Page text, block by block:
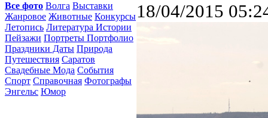
Все фото Волга Выставки
Жанровое Животные Конкурсы
Летопись Литература Истории
Пейзажи Портреты Портфолио
Праздники Даты Природа
Путешествия Саратов
Свадебные Мода События
Спорт Справочная Фотографы
Энгельс Юмор
18/04/2015